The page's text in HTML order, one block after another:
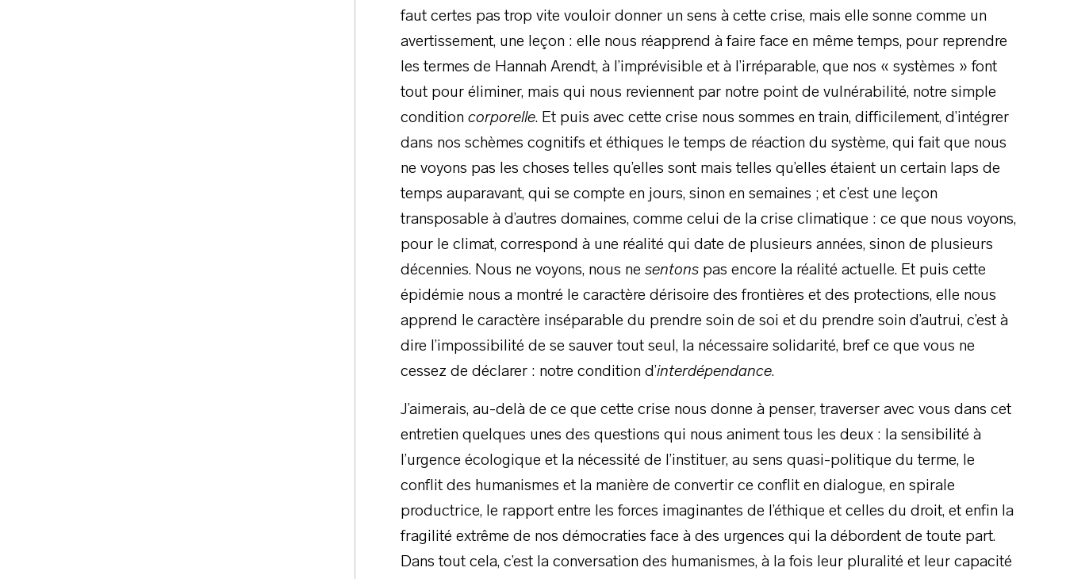
faut certes pas trop vite vouloir donner un sens à cette crise, mais elle sonne comme un
avertissement, une leçon : elle nous réapprend à faire face en même temps, pour reprendre
les termes de Hannah Arendt, à l’imprévisible et à l’irréparable, que nos « systèmes » font
tout pour éliminer, mais qui nous reviennent par notre point de vulnérabilité, notre simple
condition corporelle. Et puis avec cette crise nous sommes en train, difficilement, d’intégrer
dans nos schèmes cognitifs et éthiques le temps de réaction du système, qui fait que nous
ne voyons pas les choses telles qu’elles sont mais telles qu’elles étaient un certain laps de
temps auparavant, qui se compte en jours, sinon en semaines ; et c’est une leçon
transposable à d’autres domaines, comme celui de la crise climatique : ce que nous voyons,
pour le climat, correspond à une réalité qui date de plusieurs années, sinon de plusieurs
décennies. Nous ne voyons, nous ne sentonspas encore la réalité actuelle. Et puis cette
épidémie nous a montré le caractère dérisoire des frontières et des protections, elle nous
apprend le caractère inséparable du prendre soin de soi et du prendre soin d’autrui, c’est à
dire l’impossibilité de se sauver tout seul, la nécessaire solidarité, bref ce que vous ne
cessez de déclarer : notre condition d’interdépendance.
J’aimerais, au-delà de ce que cette crise nous donne à penser, traverser avec vous dans cet
entretien quelques unes des questions qui nous animent tous les deux : la sensibilité à
l’urgence écologique et la nécessité de l’instituer, au sens quasi-politique du terme, le
conflit des humanismes et la manière de convertir ce conflit en dialogue, en spirale
productrice, le rapport entre les forces imaginantes de l’éthique et celles du droit, et enfin la
fragilité extrême de nos démocraties face à des urgences qui la débordent de toute part.
Dans tout cela, c’est la conversation des humanismes, à la fois leur pluralité et leur capacité